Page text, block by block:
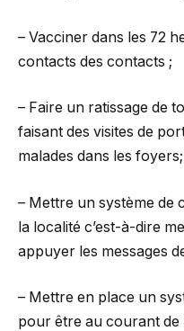
– Vacciner dans les 72
contacts des contacts ;
– Faire un ratissage de
faisant des visites de
malades dans les foyers;
– Mettre un système de
la localité c’est-à-dire
appuyer les messages
– Mettre en place un
pour être au courant de